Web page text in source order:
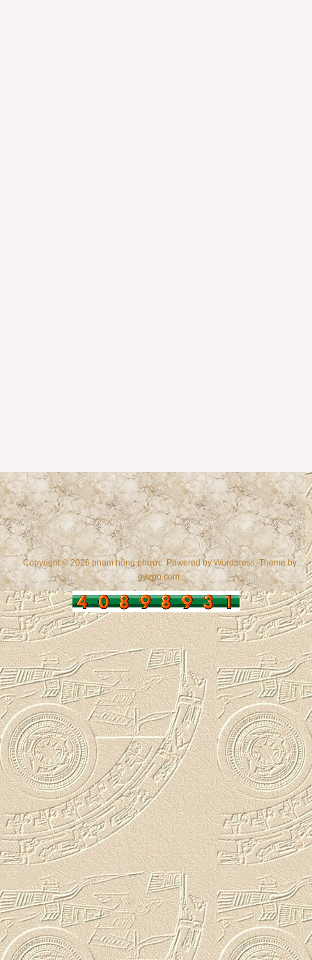
Copyright © 2026 phạm hồng phước. Powered byWordpress, Theme by
gazpo.com.